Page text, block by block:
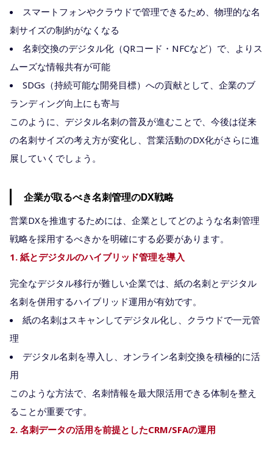
スマートフォンやクラウドで管理できるため、物理的な名
刺サイズの制約がなくなる
名刺交換のデジタル化（QRコード・NFCなど）で、よりス
ムーズな情報共有が可能
SDGs（持続可能な開発目標）への貢献として、企業のブ
ランディング向上にも寄与
このように、デジタル名刺の普及が進むことで、今後は従来
の名刺サイズの考え方が変化し、営業活動のDX化がさらに進
展していくでしょう。
企業が取るべき名刺管理のDX戦略
営業DXを推進するためには、企業としてどのような名刺管理
戦略を採用するべきかを明確にする必要があります。
1. 紙とデジタルのハイブリッド管理を導入
完全なデジタル移行が難しい企業では、紙の名刺とデジタル
名刺を併用するハイブリッド運用が有効です。
紙の名刺はスキャンしてデジタル化し、クラウドで一元管
理
デジタル名刺を導入し、オンライン名刺交換を積極的に活
用
このような方法で、名刺情報を最大限活用できる体制を整え
ることが重要です。
2. 名刺データの活用を前提としたCRM/SFAの運用